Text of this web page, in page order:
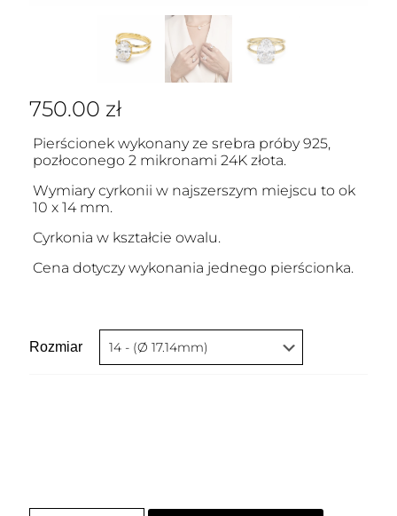
750.00 zł
Pierścionek wykonany ze srebra próby 925,
pozłoconego 2 mikronami 24K złota.
Wymiary cyrkonii w najszerszym miejscu to ok
10 x 14 mm.
Cyrkonia w kształcie owalu.
Cena dotyczy wykonania jednego pierścionka.
Rozmiar